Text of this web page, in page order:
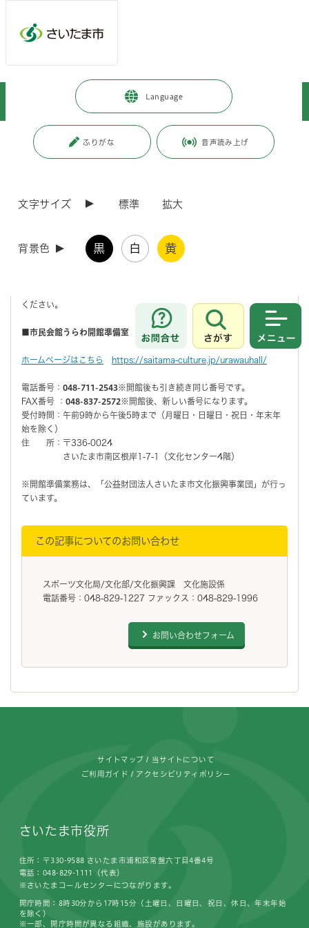
Language
ふりがな 音声読み上げ
文字サイズ 標準 拡大
背景色 黒 白 黄
お問合せ
さがす
観光・スポーツ・文化 > 文化・芸術
Urawa U Hall（市民会館うらわ）の開館準備室がオープンしました
更新日付：2026年6月2日 / ページ番号：C130939
wa U Hall(市民会館うらわ)として、令和9年4月1日に浦和カルエに移転
します。
この度、開館に向けて「市民会館うらわ開館準備室」が令和8年6月2
ください。
■市民会館うらわ開館準備室
ホームページはこちら https://saitama-culture.jp/urawauhall/
電話番号： 048-711-2543※開館後も引き続き同じ番号です。
FAX番号 ： 048-837-2572※開館後、新しい番号になります。
受付時間：午前9時から午後5時まで（月曜日・日曜日・祝日・年末年
始を除く）
住 所：〒336-0024
さいたま市南区根岸1-7-1（文化センター4階）
※開館準備業務は、「公益財団法人さいたま市文化振興事業団」が行っ
ています。
この記事についてのお問い合わせ
スポーツ文化局/文化部/文化振興課 文化施設係
電話番号：048-829-1227 ファックス：048-829-1996
お問い合わせフォーム
サイトマップ 当サイトについて
ご利用ガイド アクセシビリティポリシー
さいたま市役所
住所：〒330-9588 さいたま市浦和区常盤六丁目4番4号
電話：048-829-1111（代表）
※さいたまコールセンターにつながります。
開庁時間：8時30分から17時15分（土曜日、日曜日、祝日、休日、年末年始
を除く）
※一部、開庁時間が異なる組織、施設があります。